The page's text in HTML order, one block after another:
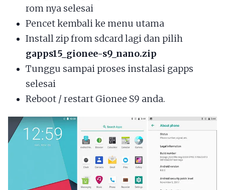
rom nya selesai
Pencet kembali ke menu utama
Install zip from sdcard lagi dan pilih
gapps15_gionee-s9_nano.zip
Tunggu sampai proses instalasi gapps
selesai
Reboot / restart Gionee S9 anda.